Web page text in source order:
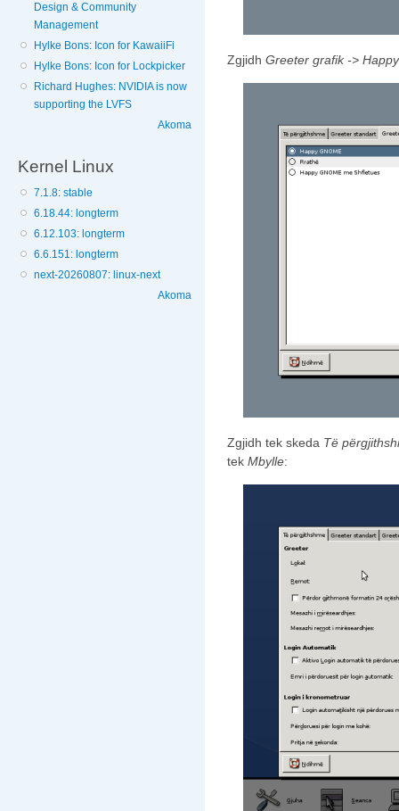
Design & Community
Management
Hylke Bons: Icon for KawaiiFi
Hylke Bons: Icon for Lockpicker
Richard Hughes: NVIDIA is now
supporting the LVFS
Akoma
Kernel Linux
7.1.8: stable
6.18.44: longterm
6.12.103: longterm
6.6.151: longterm
next-20260807: linux-next
Akoma
Zgjidh Greeter grafik ->
Zgjidh tek skeda Të
tek Mbylle: